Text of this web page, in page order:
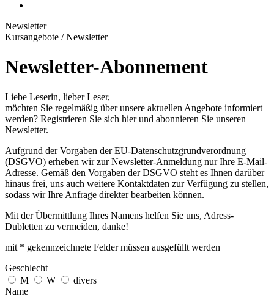
Newsletter
Kursangebote /Newsletter
Newsletter-Abonnement
Liebe Leserin, lieber Leser,
möchten Sie regelmäßig über unsere aktuellen Angebote informiert
werden? Registrieren Sie sich hier und abonnieren Sie unseren
Newsletter.
Aufgrund der Vorgaben der EU-Datenschutzgrundverordnung
(DSGVO) erheben wir zur Newsletter-Anmeldung nur Ihre E-Mail-
Adresse. Gemäß den Vorgaben der DSGVO steht es Ihnen darüber
hinaus frei, uns auch weitere Kontaktdaten zur Verfügung zu stellen,
sodass wir Ihre Anfrage direkter bearbeiten können.
Mit der Übermittlung Ihres Namens helfen Sie uns, Adress-
Dubletten zu vermeiden, danke!
mit * gekennzeichnete Felder müssen ausgefüllt werden
Geschlecht
M
W
divers
Name